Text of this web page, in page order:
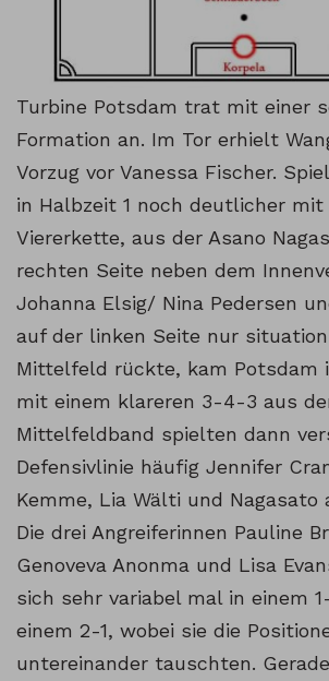
Turbine Potsdam trat mit einer
Formation an. Im Tor erhielt
Vorzug vor Vanessa Fischer.
in Halbzeit 1 noch deutlicher mit
Viererkette, aus der Asano
rechten Seite neben dem
Johanna Elsig/ Nina Pedersen
auf der linken Seite nur
Mittelfeld rückte, kam Potsdam
mit einem klareren 3-4-3 aus
Mittelfeldband spielten dann
Defensivlinie häufig Jennifer
Kemme, Lia Wälti und Nagasato
Die drei Angreiferinnen Pauline
Genoveva Anonma und Lisa
sich sehr variabel mal in einem
einem 2-1, wobei sie die
untereinander tauschten.